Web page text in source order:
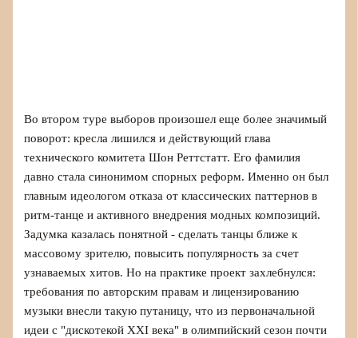
Во втором туре выборов произошел еще более значимый
поворот: кресла лишился и действующий глава
технического комитета Шон Реттстатт. Его фамилия
давно стала синонимом спорных реформ. Именно он был
главным идеологом отказа от классических паттернов в
ритм-танце и активного внедрения модных композиций.
Задумка казалась понятной - сделать танцы ближе к
массовому зрителю, повысить популярность за счет
узнаваемых хитов. Но на практике проект захлебнулся:
требования по авторским правам и лицензированию
музыки внесли такую путаницу, что из первоначальной
идеи с "дискотекой XXI века" в олимпийский сезон почти